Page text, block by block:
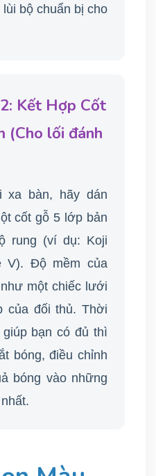
bộ chuẩn bị cho
Kết Hợp Cốt
(Cho lối đánh
xa bàn, hãy dán
cốt gỗ 5 lớp bản
rung (ví dụ: Koji
V). Độ mềm của
một chiếc lưới
của đối thủ. Thời
bạn có đủ thì
bóng, điều chỉnh
bóng vào những